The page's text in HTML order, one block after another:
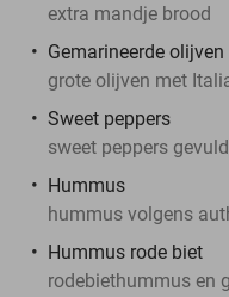
extra mandje brood
Gemarineerde olijven
grote olijven met
Sweet peppers
sweet peppers
Hummus
hummus volgens
Hummus rode biet
rodebiethummus en